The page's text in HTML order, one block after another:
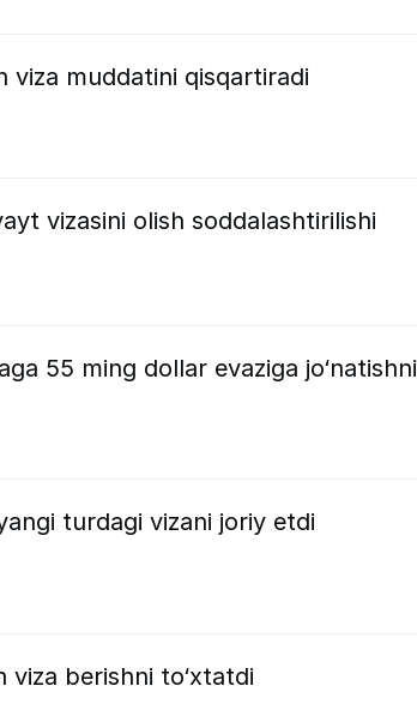
viza muddatini qisqartiradi
vizasini olish soddalashtirilishi
55 ming dollar evaziga jo‘natishni
turdagi vizani joriy etdi
viza berishni to‘xtatdi